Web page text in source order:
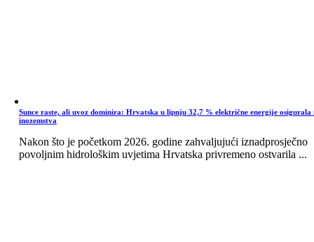
Sunce raste, ali uvoz dominira: Hrvatska u lipnju 32,7 % električne energije osigurala
inozemstva
Nakon što je početkom 2026. godine zahvaljujući iznadprosječno
povoljnim hidrološkim uvjetima Hrvatska privremeno ostvarila ...